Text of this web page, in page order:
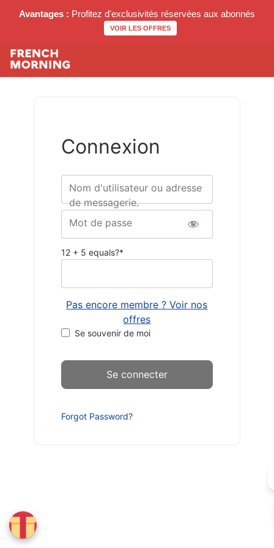
Avantages : Profitez d'exclusivités réservées aux abonnés
VOIR LES OFFRES
Connexion
Nom d'utilisateur ou adresse
de messagerie.
Mot de passe
12 + 5 equals?*
Pas encore membre ? Voir nos
offres
Se souvenir de moi
Forgot Password?